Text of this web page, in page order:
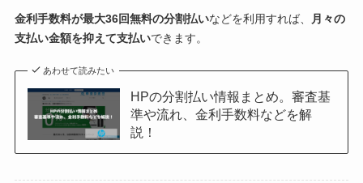
金利手数料が最大36回無料の分割払いなどを利用すれば、
月々の
支払い金額を抑えて支払いできます。
あわせて読みたい
HPの分割払い情報まとめ。審査基
準や流れ、金利手数料などを解
説！